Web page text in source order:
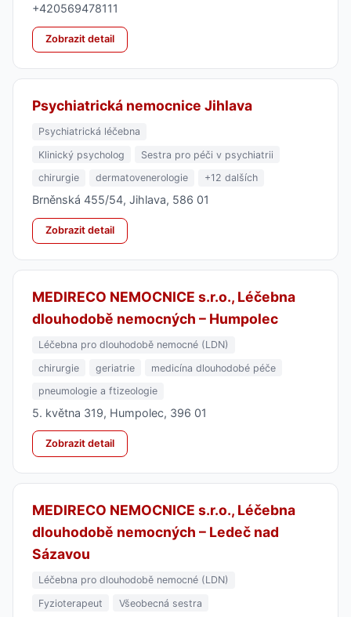
+420569478111
Zobrazit detail
Psychiatrická nemocnice Jihlava
Psychiatrická léčebna
Klinický psycholog
Sestra pro péči v psychiatrii
chirurgie
dermatovenerologie +12 dalších
Brněnská 455/54, Jihlava, 586 01
Zobrazit detail
MEDIRECO NEMOCNICE s.r.o., Léčebna
dlouhodobě nemocných – Humpolec
Léčebna pro dlouhodobě nemocné (LDN)
chirurgie
geriatrie
medicína dlouhodobé péče
pneumologie a ftizeologie
5. května 319, Humpolec, 396 01
Zobrazit detail
MEDIRECO NEMOCNICE s.r.o., Léčebna
dlouhodobě nemocných – Ledeč nad
Sázavou
Léčebna pro dlouhodobě nemocné (LDN)
Fyzioterapeut
Všeobecná sestra